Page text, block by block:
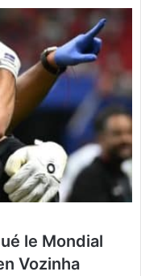
le Mondial
Vozinha